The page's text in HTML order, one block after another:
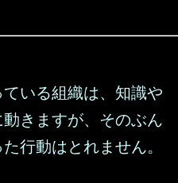
いる組織は、知識や
きますが、そのぶん
行動はとれません。